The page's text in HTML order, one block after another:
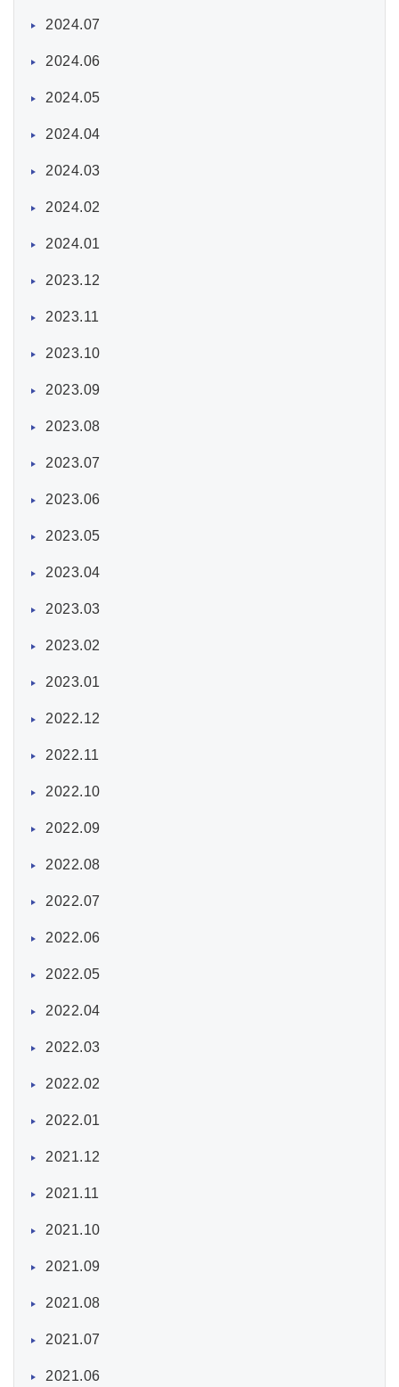
2024.07
2024.06
2024.05
2024.04
2024.03
2024.02
2024.01
2023.12
2023.11
2023.10
2023.09
2023.08
2023.07
2023.06
2023.05
2023.04
2023.03
2023.02
2023.01
2022.12
2022.11
2022.10
2022.09
2022.08
2022.07
2022.06
2022.05
2022.04
2022.03
2022.02
2022.01
2021.12
2021.11
2021.10
2021.09
2021.08
2021.07
2021.06